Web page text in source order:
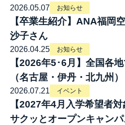
2026.05.07 お知らせ
【卒業生紹介】ANA福
沙子さん
2026.04.25 お知らせ
【2026年5･6月】全国各
（名古屋・伊丹・北九州）
2026.07.21 イベント
【2027年4月入学希望者
サクッとオープンキャン